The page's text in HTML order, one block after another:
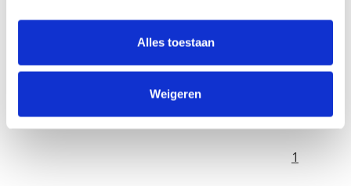
Alles toestaan
Weigeren
€6,95 Excl. btw
Stukprijs: €6,95 / Per Rol
€19,96 Excl. btw
1